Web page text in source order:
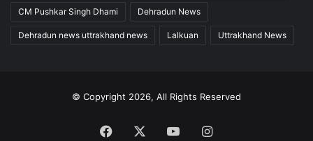
CM Pushkar Singh Dhami Dehradun News
Dehradun news uttrakhand news Lalkuan Uttrakhand News
© Copyright 2026, All Rights Reserved
Facebook YouTubeInstagram